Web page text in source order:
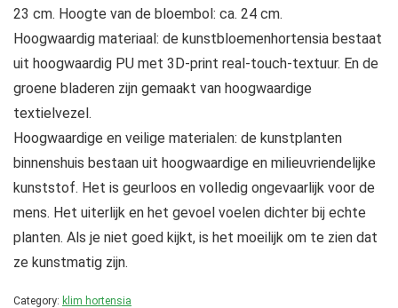
23 cm. Hoogte van de bloembol: ca. 24 cm.
Hoogwaardig materiaal: de kunstbloemenhortensia bestaat
uit hoogwaardig PU met 3D-print real-touch-textuur. En de
groene bladeren zijn gemaakt van hoogwaardige
textielvezel.
Hoogwaardige en veilige materialen: de kunstplanten
binnenshuis bestaan uit hoogwaardige en milieuvriendelijke
kunststof. Het is geurloos en volledig ongevaarlijk voor de
mens. Het uiterlijk en het gevoel voelen dichter bij echte
planten. Als je niet goed kijkt, is het moeilijk om te zien dat
ze kunstmatig zijn.
Category: klim hortensia